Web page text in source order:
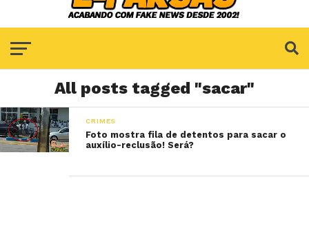
All posts tagged "sacar"
CRIMES
Foto mostra fila de detentos para sacar o
auxílio-reclusão! Será?